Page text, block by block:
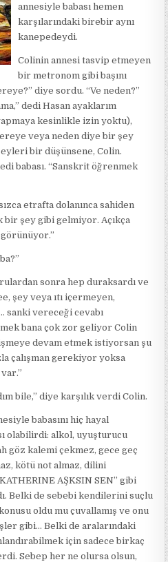
annesiyle babası hemen
karşılarındaki birebir aynı
kanepedeydi.
Colinin annesi tasvip etmeyen
bir metronom gibi başını
diye sordu. “Ve neden?”
dedi Hasan ayaklarım
kesinlikle izin yoktu),
veya neden diye bir şey
bir düşünsene, Colin.
babası. “Sanskrit öğrenmek
etrafta dolanınca sahiden
bir şey gibi gelmiyor. Açıkça
sonra hep duraksardı ve
şey veya ıtı içermeyen,
sanki vereceği cevabı
bana çok zor geliyor Colin
devam etmek istiyorsan şu
çalışman gerekiyor yoksa
bile,” diye karşılık verdi Colin.
babasını hiç hayal
olabilirdi: alkol, uyuşturucu
göz kalemi çekmez, gece geç
kötü not almaz, dilini
AŞKSIN SEN” gibi
Belki de sebebi kendilerini suçlu
oldu mu çuvallamış ve onu
gibi… Belki de aralarındaki
için sadece birkaç
Sebep her ne olursa olsun,